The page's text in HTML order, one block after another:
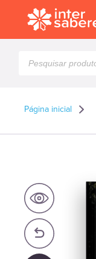
produtos
Página inicial